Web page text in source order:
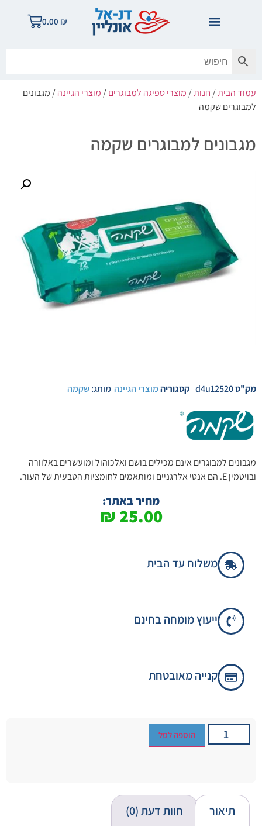
0.00 ₪
עמוד הבית/חנות/מוצרי ספיגה למבוגרים/מוצרי הגיינה/ מגבונים
למבוגרים שקמה
מגבונים למבוגרים שקמה
מק"טd4u12520 קטגוריהמוצרי הגיינה מותג:שקמה
מגבונים למבוגרים אינם מכילים בושם ואלכוהול ומועשרים באלוורה
ובויטמין E. הם אנטי אלרגניים ומותאמים לחומציות הטבעית של העור.
מחיר באתר:
25.00
₪
משלוח עד הבית
ייעוץ מומחה בחינם
קנייה מאובטחת
הוספה לסל
תיאור חוות דעת (0)